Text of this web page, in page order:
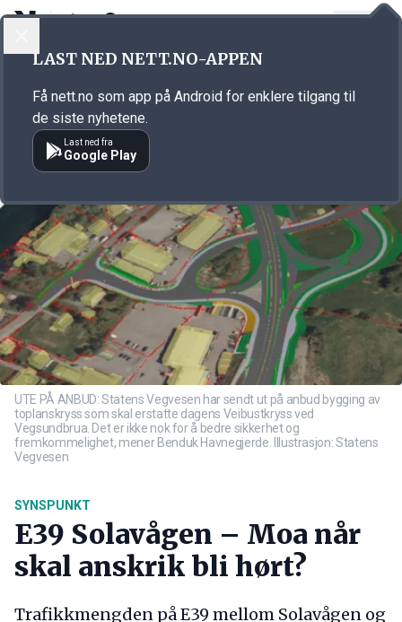
Annonsørinnhold
UTE PÅ ANBUD: Statens Vegvesen har sendt ut på anbud bygging av
toplanskryss som skal erstatte dagens Veibustkryss ved
Vegsundbrua. Det er ikke nok for å bedre sikkerhet og
fremkommelighet, mener Benduk Havnegjerde. Illustrasjon: Statens
Vegvesen
SYNSPUNKT
E39 Solavågen – Moa når
skal anskrik bli hørt?
Trafikkmengden på E39 mellom Solavågen og
LAST NED NETT.NO-APPEN
Få nett.no som app på Android for enklere tilgang til
de siste nyhetene.
Last ned fra
Google Play